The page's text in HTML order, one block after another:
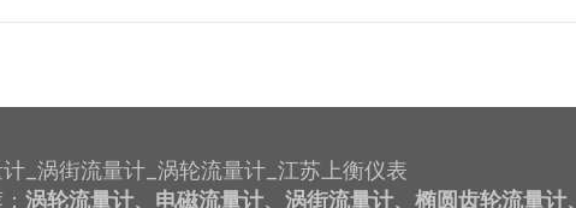
_涡街流量计_涡轮流量计_江苏上衡仪表
涡轮流量计、电磁流量计、涡街流量计、椭圆齿轮流量计、